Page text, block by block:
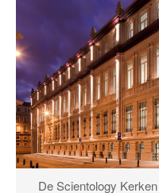
De Scientology